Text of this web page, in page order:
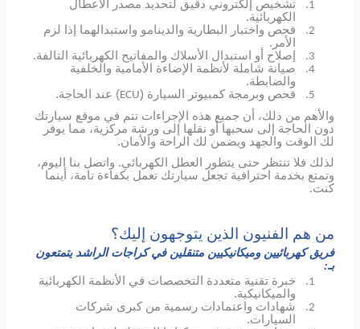
1.
تشخيص إلكتروني دقيق لتحديد مصدر الأعطال
الكهربائية.
2.
فحص واختبار البطارية والدينامو واستبدالهما إذا لزم
الأمر.
3. إصلاح أو استبدال الأسلاك والمفاتيح الكهربائية التالفة.
4.
صيانة شاملة لأنظمة الإضاءة الأمامية والخلفية
والضابطة.
5. فحص وبرمجة كمبيوتر السيارة (ECU) عند الحاجة.
والأهم من ذلك، أن جميع هذه الإجراءات تتم في موقع سيارتك
دون الحاجة إلى سحبها أو نقلها إلى ورشة مركزية، مما يوفر
لك الوقت والجهد ويضمن لك الراحة والأمان.
لذلك فلا تنتظر حتى يتطور العطل الكهربائي. واتصل بنا اليوم،
وتمتع بخدمة احترافية تجعل سيارتك تعمل بكفاءة تامة، أينما
كنت.
من هم الفنيون الذين يتوجهون إليك؟
فريق كهربائيين وميكانيكيين متنقلين في كراجات الراشد يتمتعون
بـ:
1.
خبرة تقنية متعددة التخصصات في الأنظمة الكهربائية
والميكانيكية.
2.
شهادات واعتمادات رسمية من كبرى شركات
السيارات.